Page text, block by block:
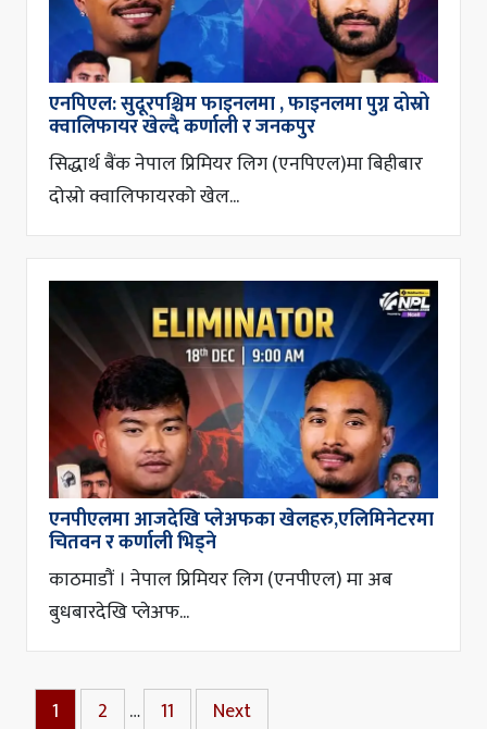
एनपिएल: सुदूरपश्चिम फाइनलमा , फाइनलमा पुग्न दोस्रो
क्वालिफायर खेल्दै कर्णाली र जनकपुर
सिद्धार्थ बैंक नेपाल प्रिमियर लिग (एनपिएल)मा बिहीबार
दोस्रो क्वालिफायरको खेल...
एनपीएलमा आजदेखि प्लेअफका खेलहरु,एलिमिनेटरमा
चितवन र कर्णाली भिड्ने
काठमाडौं । नेपाल प्रिमियर लिग (एनपीएल) मा अब
बुधबारदेखि प्लेअफ...
1 2 … 11 Next